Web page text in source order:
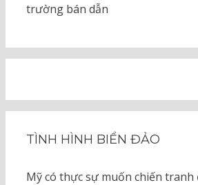
trường bán dẫn
TÌNH HÌNH BIỂN ĐẢO
Mỹ có thực sự muốn chiến tranh